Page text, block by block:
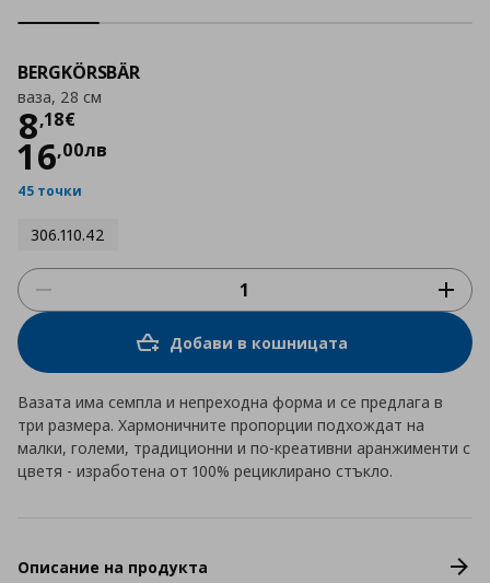
BERGKÖRSBÄR
ваза, 28 см
8,18€
Цена
16,00лв
45 точки
306.110.42
Добави в кошницата
Вазата има семпла и непреходна форма и се предлага в
три размера. Хармоничните пропорции подхождат на
малки, големи, традиционни и по-креативни аранжименти с
цветя - изработена от 100% рециклирано стъкло.
Описание на продукта